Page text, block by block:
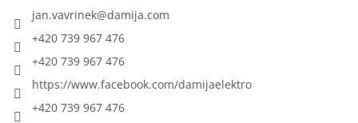
jan.vavrinek@damija.com
+420 739 967 476
+420 739 967 476
https://www.facebook.com/damijaelektro
+420 739 967 476